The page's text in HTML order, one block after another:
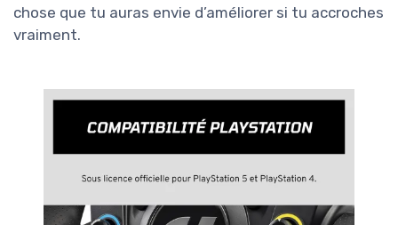
chose que tu auras envie d’améliorer si tu accroches
vraiment.